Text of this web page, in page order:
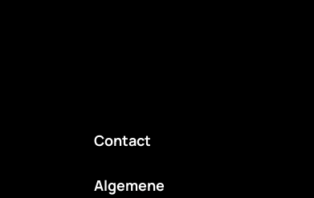
Contact
Algemene